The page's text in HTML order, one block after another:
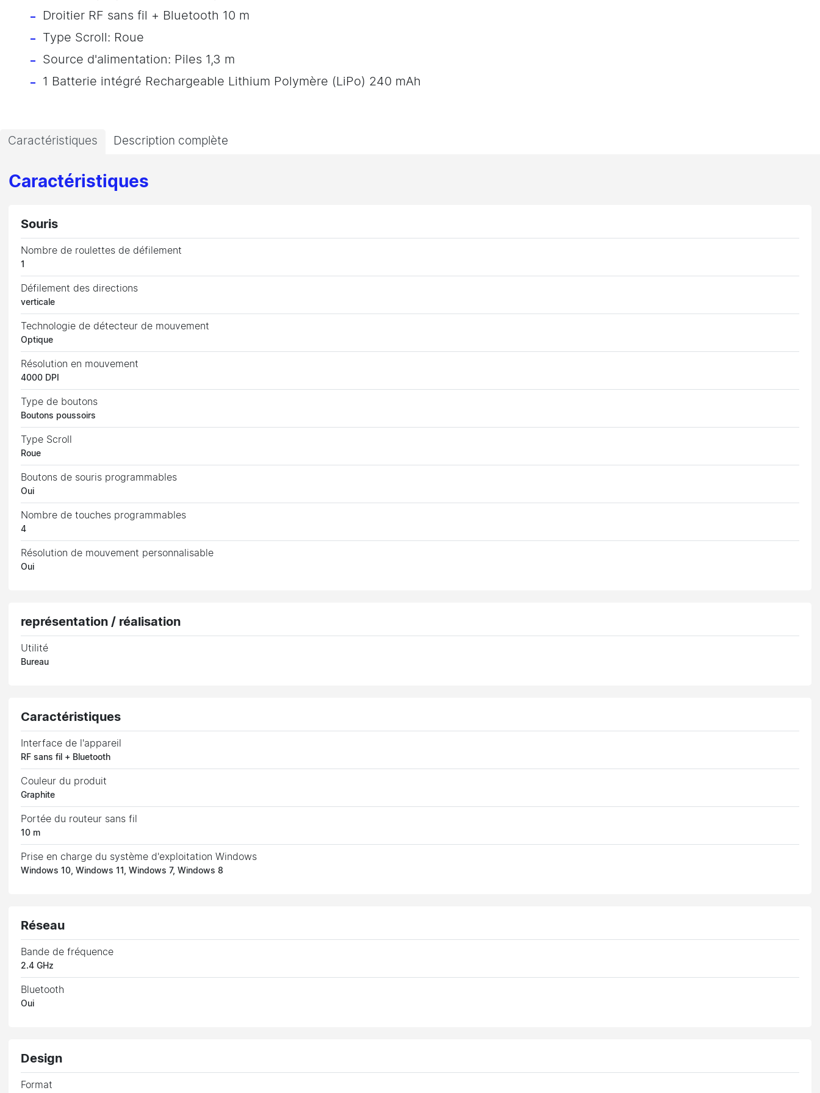
Droitier RF sans fil + Bluetooth 10 m
Type Scroll: Roue
Source d'alimentation: Piles 1,3 m
1 Batterie intégré Rechargeable Lithium Polymère (LiPo) 240 mAh
Caractéristiques Description complète
Caractéristiques
Souris
Nombre de roulettes de défilement
1
Défilement des directions
verticale
Technologie de détecteur de mouvement
Optique
Résolution en mouvement
4000 DPI
Type de boutons
Boutons poussoirs
Type Scroll
Roue
Boutons de souris programmables
Oui
Nombre de touches programmables
4
Résolution de mouvement personnalisable
Oui
représentation / réalisation
Utilité
Bureau
Caractéristiques
Interface de l'appareil
RF sans fil + Bluetooth
Couleur du produit
Graphite
Portée du routeur sans fil
10 m
Prise en charge du système d'exploitation Windows
Windows 10, Windows 11, Windows 7, Windows 8
Réseau
Bande de fréquence
2.4 GHz
Bluetooth
Oui
Design
Format